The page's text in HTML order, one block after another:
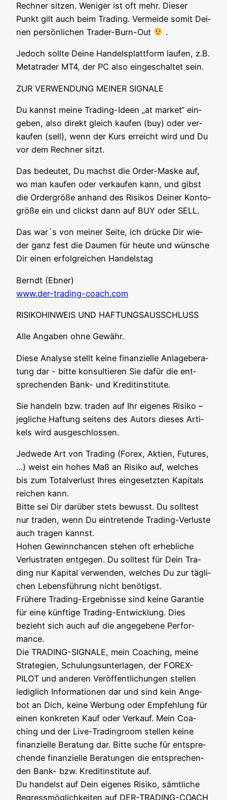
Rech­ner sit­zen. Weni­ger ist oft mehr. Die­ser
Punkt gilt auch beim Tra­ding. Ver­mei­de somit Dei­
nen per­sön­li­chen Trader-Burn-Out
.
Jedoch soll­te Dei­ne Han­dels­platt­form lau­fen, z.B.
Metat­rader MT4, der PC also ein­ge­schal­tet sein.
ZUR VERWENDUNG MEINER SIGNALE
Du kannst mei­ne Tra­ding-Ideen „at mar­ket“ ein­
ge­ben, also direkt gleich kau­fen (buy) oder ver­
kau­fen (sell), wenn der Kurs erreicht wird und Du
vor dem Rech­ner sitzt.
Das bedeu­tet, Du machst die Order-Mas­ke auf,
wo man kau­fen oder ver­kau­fen kann, und gibst
die Order­grö­ße anhand des Risi­kos Dei­ner Kon­to­
grö­ße ein und clickst dann auf BUY oder SELL.
Das war´s von mei­ner Sei­te, ich drü­cke Dir wie­
der ganz fest die Dau­men für heu­te und wün­sche
Dir einen erfolg­rei­chen Handelstag
Berndt (Ebner)
www.der-trading-coach.com
RISIKOHINWEIS UND HAFTUNGSAUSSCHLUSS
Alle Anga­ben ohne Gewähr.
Die­se Ana­ly­se stellt kei­ne finan­zi­el­le Anla­ge­be­ra­
tung dar - bit­te kon­sul­tie­ren Sie dafür die ent­
spre­chen­den Bank- und Kreditinstitute.
Sie han­deln bzw. traden auf Ihr eige­nes Risi­ko –
jeg­li­che Haf­tung sei­tens des Autors die­ses Arti­
kels wird ausgeschlossen.
Jed­we­de Art von Tra­ding (Forex, Akti­en, Futures,
…) weist ein hohes Maß an Risi­ko auf, wel­ches
bis zum Total­ver­lust Ihres ein­ge­setz­ten Kapi­tals
rei­chen kann.
Bit­te sei Dir dar­über stets bewusst. Du soll­test
nur traden, wenn Du ein­tre­ten­de Tra­ding-Ver­lus­te
auch tra­gen kannst.
Hohen Gewinn­chan­cen ste­hen oft erheb­li­che
Ver­lust­ra­ten ent­ge­gen. Du soll­test für Dein Tra­
ding nur Kapi­tal ver­wen­den, wel­ches Du zur täg­li­
chen Lebens­füh­rung nicht benö­tigst.
Frü­he­re Tra­ding-Ergeb­nis­se sind kei­ne Garan­tie
für eine künf­ti­ge Tra­ding-Ent­wick­lung. Dies
bezieht sich auch auf die ange­ge­be­ne Per­for­
mance.
Die TRADING-SIGNALE, mein Coa­ching, mei­ne
Stra­te­gien, Schu­lungs­un­ter­la­gen, der FOREX-
PILOT und ande­ren Ver­öf­fent­li­chun­gen stel­len
ledig­lich Infor­ma­tio­nen dar und sind kein Ange­
bot an Dich, kei­ne Wer­bung oder Emp­feh­lung für
einen kon­kre­ten Kauf oder Ver­kauf. Mein Coa­
ching und der Live-Tra­din­g­room stel­len kei­ne
finan­zi­el­le Bera­tung dar. Bit­te suche für ent­spre­
chen­de finan­zi­el­le Bera­tun­gen die ent­spre­chen­
den Bank- bzw. Kre­dit­in­sti­tu­te auf.
Du han­delst auf Dein eige­nes Risi­ko, sämt­li­che
Regress­mög­lich­kei­ten auf DER-TRADING-COACH